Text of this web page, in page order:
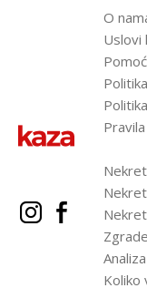
O
Uslovi
Pomoć
Koliko